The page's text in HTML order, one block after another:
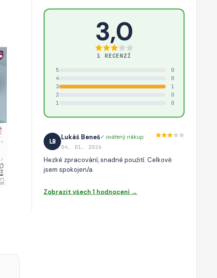
3,0
1 RECENZÍ
5
0
4
0
3
1
2
0
1
0
LB
Lukáš Beneš✓ ověřený nákup
04. 01. 2026
Hezké zpracování, snadné použití. Celkově
jsem spokojen/a.
Zobrazit všech 1 hodnocení →